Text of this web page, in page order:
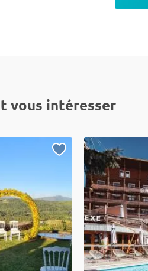
vous intéresser